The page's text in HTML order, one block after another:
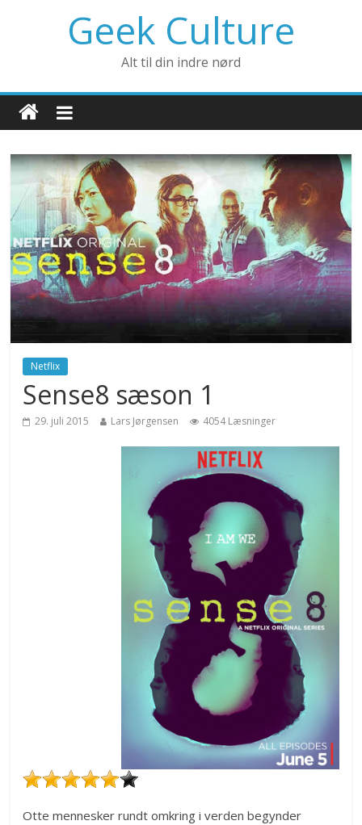
Geek Culture
Alt til din indre nørd
Netflix
Sense8 sæson 1
29. juli 2015 Lars Jørgensen 4054 Læsninger
Otte mennesker rundt omkring i verden begynder